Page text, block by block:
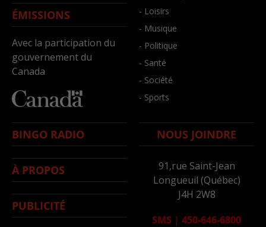
ÉMISSIONS
Avec la participation du
gouvernement du
Canada
- Loisirs
- Musique
- Politique
- Santé
- Société
- Sports
BINGO RADIO
À PROPOS
PUBLICITÉ
NOUS JOINDRE
91,rue Saint-Jean
Longueuil (Québec)
J4H 2W8
SMS | 450-646-6800